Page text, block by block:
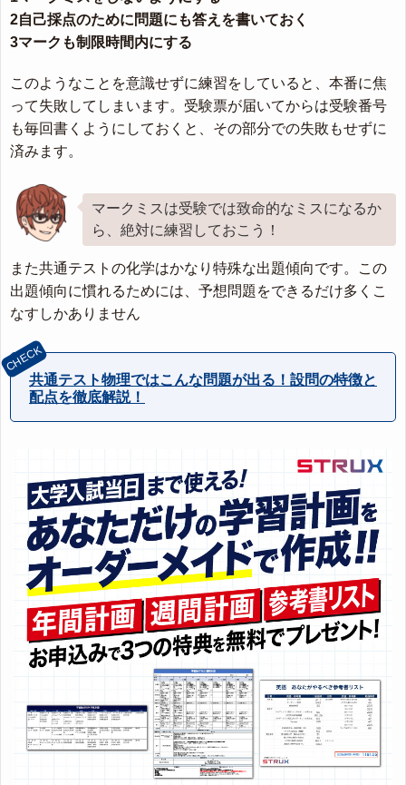
2自己採点のために問題にも答えを書いておく
3マークも制限時間内にする
このようなことを意識せずに練習をしていると、本番に焦
って失敗してしまいます。受験票が届いてからは受験番号
も毎回書くようにしておくと、その部分での失敗もせずに
済みます。
マークミスは受験では致命的なミスになるか
ら、絶対に練習しておこう！
また共通テストの化学はかなり特殊な出題傾向です。この
出題傾向に慣れるためには、予想問題をできるだけ多くこ
なすしかありません
共通テスト物理ではこんな問題が出る！設問の特徴と
配点を徹底解説！